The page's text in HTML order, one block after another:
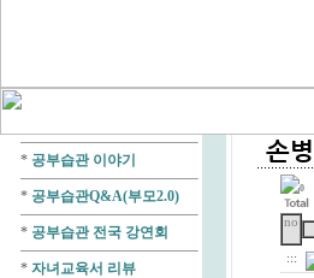
* 공부습관 이야기
* 공부습관Q&A(부모2.0)
* 공부습관 전국 강연회
* 자녀교육서 리뷰
0
no
:::